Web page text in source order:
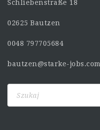
Schliebenstraße 18
02625 Bautzen
0048 797705684
bautzen@starke-jobs.com